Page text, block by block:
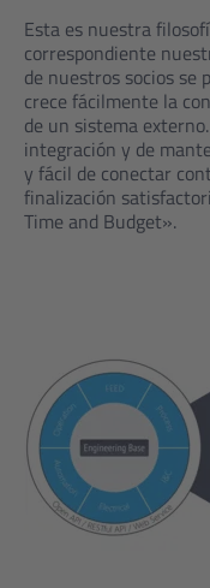
Esta es nuestra
correspondiente
de nuestros socios se
crece fácilmente la
de un sistema
integración y de
y fácil de conectar
finalización
Time and Budget».